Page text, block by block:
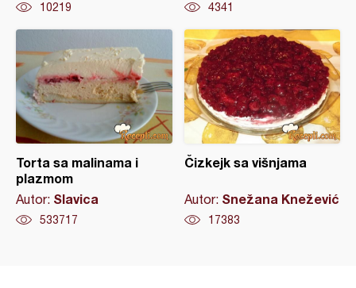
10219 4341
Torta sa malinama i
plazmom
Autor: Slavica
533717
Čizkejk sa višnjama
Autor: Snežana Knežević
17383